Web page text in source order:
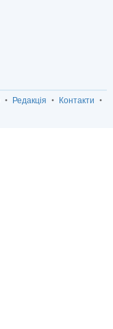
Редакція
Контакти